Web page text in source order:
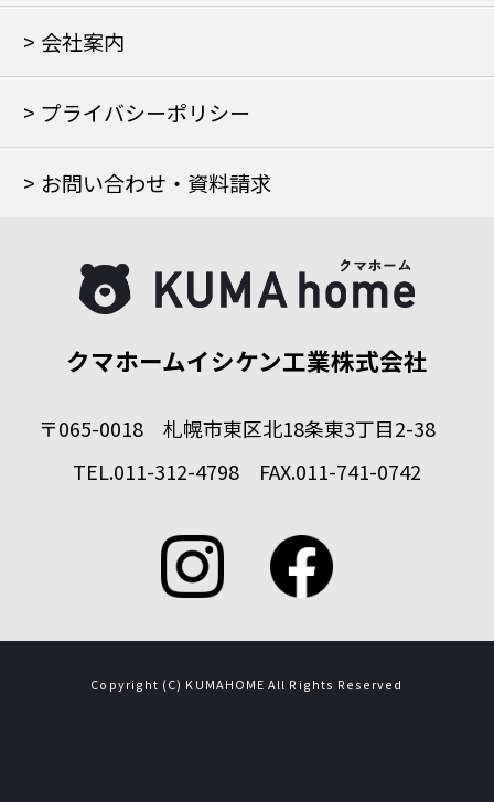
会社案内
プライバシーポリシー
お問い合わせ・資料請求
クマホームイシケン工業株式会社
〒065-0018 札幌市東区北18条東3丁目2-38
TEL.011-312-4798 FAX.011-741-0742
Copyright (C) KUMAHOME All Rights Reserved